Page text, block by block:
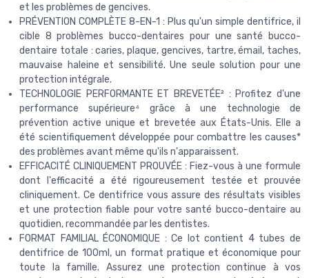
et les problèmes de gencives.
PRÉVENTION COMPLÈTE 8-EN-1 : Plus qu'un simple dentifrice, il
cible 8 problèmes bucco-dentaires pour une santé bucco-
dentaire totale : caries, plaque, gencives, tartre, émail, taches,
mauvaise haleine et sensibilité. Une seule solution pour une
protection intégrale.
TECHNOLOGIE PERFORMANTE ET BREVETÉE² : Profitez d'une
performance supérieure⁴ grâce à une technologie de
prévention active unique et brevetée aux États-Unis. Elle a
été scientifiquement développée pour combattre les causes*
des problèmes avant même qu'ils n'apparaissent.
EFFICACITÉ CLINIQUEMENT PROUVÉE : Fiez-vous à une formule
dont l'efficacité a été rigoureusement testée et prouvée
cliniquement. Ce dentifrice vous assure des résultats visibles
et une protection fiable pour votre santé bucco-dentaire au
quotidien, recommandée par les dentistes.
FORMAT FAMILIAL ÉCONOMIQUE : Ce lot contient 4 tubes de
dentifrice de 100ml, un format pratique et économique pour
toute la famille. Assurez une protection continue à vos